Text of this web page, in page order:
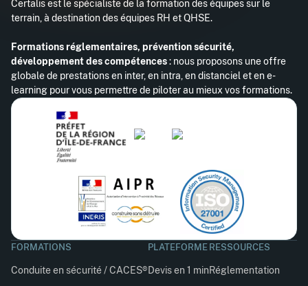
Certalis est le spécialiste de la formation des équipes sur le
terrain, à destination des équipes RH et QHSE.
Formations réglementaires, prévention sécurité,
développement des compétences: nous proposons une offre
globale de prestations en inter, en intra, en distanciel et en e-
learning pour vous permettre de piloter au mieux vos formations.
FORMATIONS
Conduite en sécurité / CACES®
PLATEFORME
Devis en 1 min
RESSOURCES
Réglementation